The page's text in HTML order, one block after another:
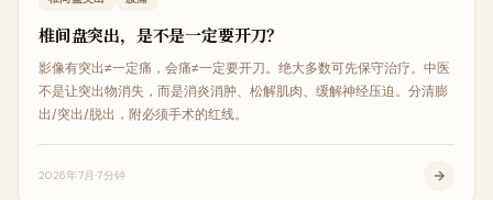
椎间盘突出，是不是一定要开刀？
影像有突出≠一定痛，会痛≠一定要开刀。绝大多数可先保守治疗。中医
不是让突出物消失，而是消炎消肿、松解肌肉、缓解神经压迫。分清膨
出/突出/脱出，附必须手术的红线。
2026年7月7分钟